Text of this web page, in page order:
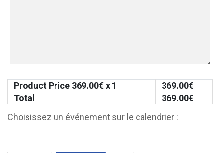
Product Price 369.00€ x 1 369.00€
Total
369.00€
Choisissez un événement sur le calendrier :